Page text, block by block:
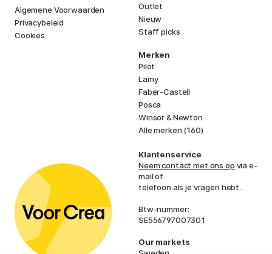
Algemene Voorwaarden
Privacybeleid
Cookies
Outlet
Nieuw
Staff picks
Merken
Pilot
Lamy
Faber-Castell
Posca
Winsor & Newton
Alle merken (160)
Klantenservice
Neem contact met ons op via e-
mail of
telefoon als je vragen hebt.
Btw-nummer:
SE556797007301
Our markets